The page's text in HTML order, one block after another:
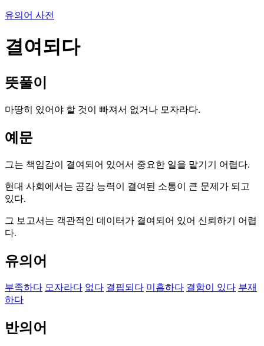
유의어 사전
결여되다
뜻풀이
마땅히 있어야 할 것이 빠져서 없거나 모자라다.
예문
그는 책임감이 결여되어 있어서 중요한 일을 맡기기 어렵다.
현대 사회에서는 공감 능력이 결여된 소통이 큰 문제가 되고
있다.
그 보고서는 객관적인 데이터가 결여되어 있어 신뢰하기 어렵
다.
유의어
부족하다 모자라다 없다 결핍되다 미흡하다 결함이 있다 부재
하다
반의어